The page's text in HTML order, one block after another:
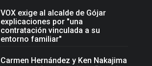
VOX exige al alcalde de Gójar
explicaciones por "una
contratación vinculada a su
entorno familiar"
Carmen Hernández y Ken Nakajima